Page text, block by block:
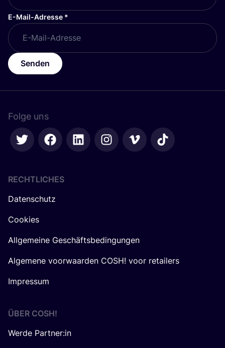
E-Mail-Adresse *
Senden
Folge uns
RECHTLICHES
Datenschutz
Cookies
Allgemeine Geschäftsbedingungen
Algemene voorwaarden COSH! voor retailers
Impressum
ÜBER COSH!
Werde Partner:in